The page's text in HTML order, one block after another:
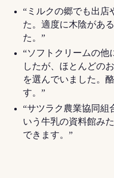
“ミルクの郷でも出店
た。適度に木陰があ
た。”
“ソフトクリームの他
したが、ほとんどの
を選んでいました。
す。”
“サツラク農業協同組
いう牛乳の資料館み
できます。”